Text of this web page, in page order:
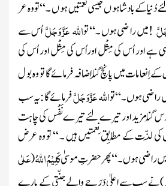
بادشاہو ں جیسی نعمتیں ہو ں ۔‘‘تو وہ عر
!میں را ضی ہوں ۔‘‘ تواللّٰہعَزَّ وَجَلَّاُس سے
ہے اور اُس کی مِثْل اوراُس کی مِثْل اور اُس کی
اِنعا مات میں پانچ گُنا اِضافہ فرمائے گا تو وہ بو ل
را ضی ہوں ۔‘‘تواللّٰہعَزَّ وَجَلَّفرمائے گا : یہ سب
مزید اور تیرے لئے تیر ے نَفْس کی چاہت
کی لَذّت کے مُطابِق نِعمتیں ہیں ۔ ‘‘ تو وہ عرض
راضی ہو ں ۔‘‘ پھر حضرتِ مو سیٰکَلِیْمُ اللّٰہُ(عَلٰی